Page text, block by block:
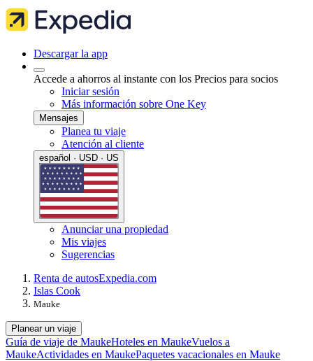
Descargar la app
Accede a ahorros al instante con los Precios para socios
Iniciar sesión
Más información sobre One Key
Mensajes
Planea tu viaje
Atención al cliente
español · USD · US
Anunciar una propiedad
Mis viajes
Sugerencias
Renta de autosExpedia.com
Islas Cook
Mauke
Planear un viaje
Guía de viaje de MaukeHoteles en MaukeVuelos a
MaukeActividades en MaukePaquetes vacacionales en Mauke